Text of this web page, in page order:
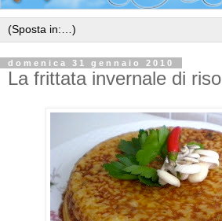
domenica 31 gennaio 2010
La frittata invernale di riso